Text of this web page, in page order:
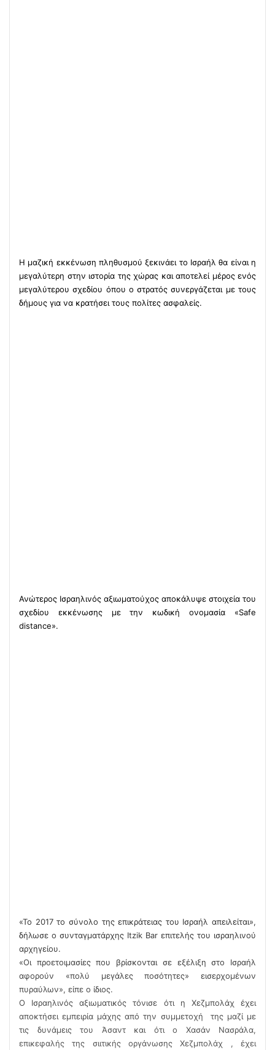
Η μαζική εκκένωση πληθυσμού ξεκινάει το Ισραήλ θα είναι η
μεγαλύτερη στην ιστορία της χώρας και αποτελεί μέρος ενός
μεγαλύτερου σχεδίου όπου ο στρατός συνεργάζεται με τους
δήμους για να κρατήσει τους πολίτες ασφαλείς.
Ανώτερος Ισραηλινός αξιωματούχος αποκάλυψε στοιχεία του
σχεδίου εκκένωσης με την κωδική ονομασία «Safe
distance».
«Το 2017 το σύνολο της επικράτειας του Ισραήλ απειλείται»,
δήλωσε ο συνταγματάρχης Itzik Bar επιτελής του ισραηλινού
αρχηγείου.
«Οι προετοιμασίες που βρίσκονται σε εξέλιξη στο Ισραήλ
αφορούν «πολύ μεγάλες ποσότητες» εισερχομένων
πυραύλων», είπε ο ίδιος.
Ο Ισραηλινός αξιωματικός τόνισε ότι η Χεζμπολάχ έχει
αποκτήσει εμπειρία μάχης από την συμμετοχή της μαζί με
τις δυνάμεις του Άσαντ και ότι ο Χασάν Νασράλα,
επικεφαλής της σιιτικής οργάνωσης Χεζμπολάχ , έχει